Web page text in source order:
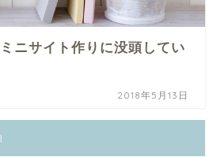
ニサイト作りに没頭してい
2018年5月13日